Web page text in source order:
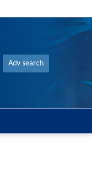
Adv search